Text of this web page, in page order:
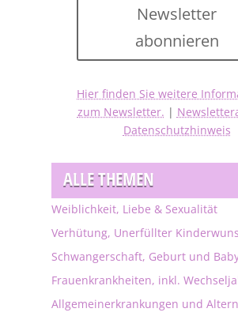
Newsletter
abonnieren
Hier finden Sie weitere
zum Newsletter. |
Datenschutzhinweis
ALLE THEMEN
Weiblichkeit, Liebe & Sexualität
Verhütung, Unerfüllter
Schwangerschaft, Geburt und
Frauenkrankheiten, inkl.
Allgemeinerkrankungen und Altern